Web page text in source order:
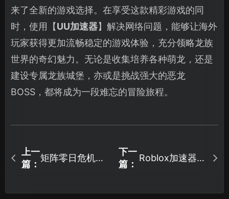
来了全新的游戏选择。在享受这款精彩游戏的同
时，使用【UU加速器】解决网络问题，能够让海外
玩家获得更加流畅稳定的游戏体验，充分领略龙族
世界的奇幻魅力。无论是收集培养各种萌龙，还是
建设专属龙族城堡，亦或是挑战强大的恶龙
BOSS，都将成为一段难忘的冒险旅程。
上一
篇：
矩阵零日危机黑
下一
篇：
Roblox加速器高